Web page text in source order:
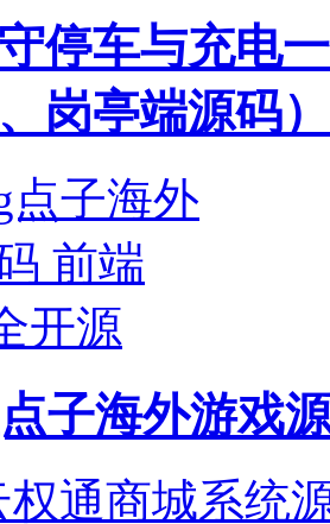
停车与充电
岗亭端源码）
子海外游戏